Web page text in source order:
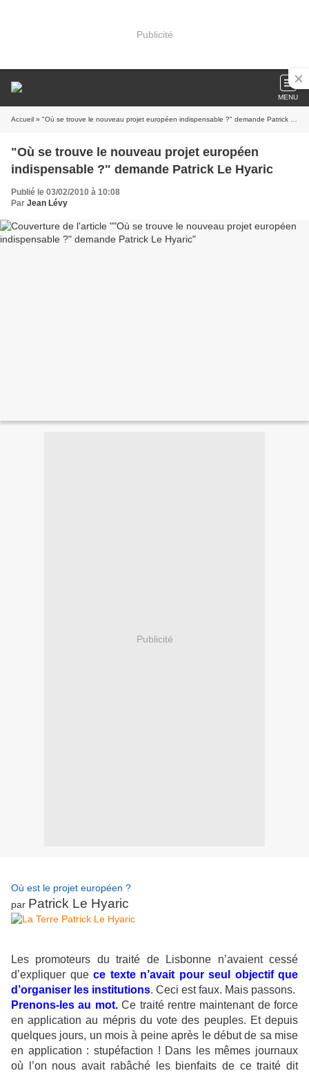
Publicité
MENU
Accueil » "Où se trouve le nouveau projet européen indispensable ?" demande Patrick Le Hyaric
"Où se trouve le nouveau projet européen
indispensable ?" demande Patrick Le Hyaric
Publié le 03/02/2010 à 10:08
Par Jean Lévy
Publicité
Où est le projet européen ?
par Patrick Le Hyaric
Les promoteurs du traité de Lisbonne n’avaient cessé
d’expliquer que ce texte n’avait pour seul objectif que
d’organiser les institutions. Ceci est faux. Mais passons.
Prenons-les au mot.Ce traité rentre maintenant de force
en application au mépris du vote des peuples. Et depuis
quelques jours, un mois à peine après le début de sa mise
en application : stupéfaction ! Dans les mêmes journaux
où l’on nous avait rabâché les bienfaits de ce traité dit